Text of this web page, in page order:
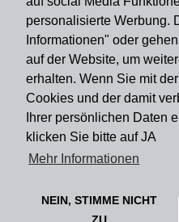
personalisierte Werbung.
Informationen" oder
auf der Website, um
erhalten. Wenn Sie mit
Cookies und der damit
Ihrer persönlichen Daten
klicken Sie bitte auf JA
Mehr Informationen
NEIN, STIMME NICHT
Versandart
Du findest uns auch auf
Informationen
Impressum Widerruf
Mytailor croodles